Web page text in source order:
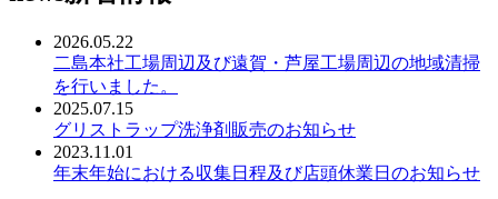
2026.05.22
二島本社工場周辺及び遠賀・芦屋工場周辺の地域清掃
を行いました。
2025.07.15
グリストラップ洗浄剤販売のお知らせ
2023.11.01
年末年始における収集日程及び店頭休業日のお知らせ